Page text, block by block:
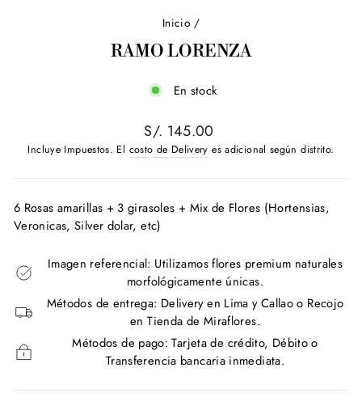
Inicio /
RAMO LORENZA
En stock
Precio
habitual
S/. 145.00
Incluye Impuestos. El costo de Delivery es adicional según distrito.
6 Rosas amarillas + 3 girasoles + Mix de Flores (Hortensias,
Veronicas, Silver dolar, etc)
Imagen referencial: Utilizamos flores premium naturales
morfológicamente únicas.
Métodos de entrega: Delivery en Lima y Callao o Recojo
en Tienda de Miraflores.
Métodos de pago: Tarjeta de crédito, Débito o
Transferencia bancaria inmediata.